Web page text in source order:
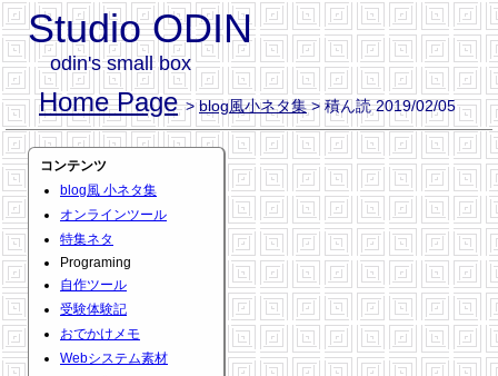
Studio ODIN
odin's small box
Home Page >blog風小ネタ集> 積ん読 2019/02/05
コンテンツ
blog風 小ネタ集
オンラインツール
特集ネタ
Programing
自作ツール
受験体験記
おでかけメモ
Webシステム素材